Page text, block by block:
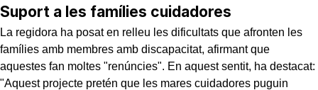
Suport a les famílies cuidadores
La regidora ha posat en relleu les dificultats que afronten les
famílies amb membres amb discapacitat, afirmant que
aquestes fan moltes "renúncies". En aquest sentit, ha destacat:
"Aquest projecte pretén que les mares cuidadores puguin